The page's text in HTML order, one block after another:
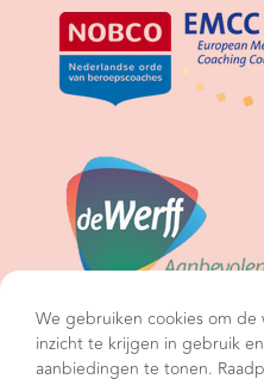
We gebruiken cookies om
inzicht te krijgen in gebruik
aanbiedingen te tonen.